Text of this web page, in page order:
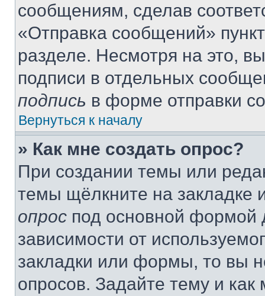
сообщениям, сделав
«Отправка сообщений»
разделе. Несмотря на это,
подписи в отдельных
подпись в форме отправки
Вернуться к началу
» Как мне создать опрос?
При создании темы или
темы щёлкните на
опрос под основной формой
зависимости от
закладки или формы, то вы
опросов. Задайте тему и